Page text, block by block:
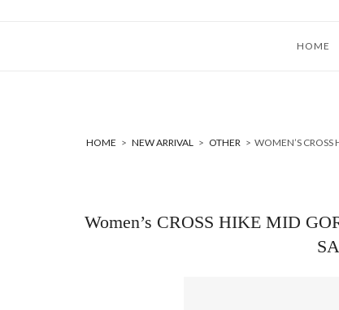
HOME
HOME > NEW ARRIVAL > OTHER > WOMEN’S
Women’s CROSS HIKE MID